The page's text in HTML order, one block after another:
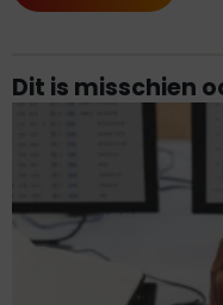
Dit is misschien